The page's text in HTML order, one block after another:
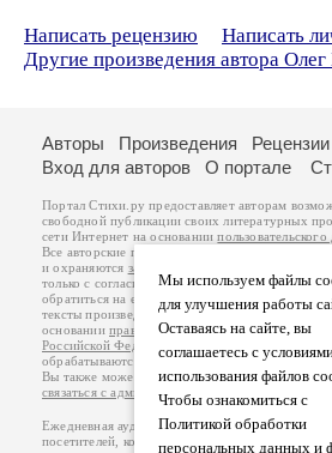
Написать рецензию
Написать
Другие произведения автора
Мы используем файлы
для улучшения работы
Оставаясь на сайте, вы
соглашаетесь с
использования файлов
Чтобы ознакомиться с
Политикой обработки
персональных данных и
Авторы Произведения Рецензии
Вход для авторов
О портале
Портал Стихи.ру предоставляет авторам
свободной публикации своих литературных
сети Интернет на основаниипользовательского
Все авторские права на произведения
и охраняются законом
. Перепечатка
только с согласия его автора, к которому вы
обратиться на его авторской странице.
тексты произведений авторы несут
основанииправил публикациии
Российской Федерации
обрабатываются на основанииПолитики
Вы также можете посмотреть более
связаться с администрацией
Ежедневная аудитория портала Стихи.ру –
посетителей, которые в общей сумме